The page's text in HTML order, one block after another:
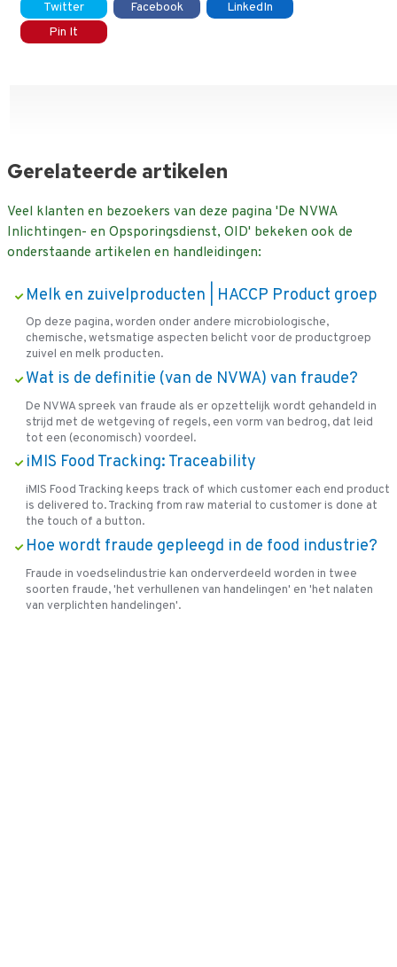
Twitter Facebook
LinkedIn
Pin It
Gerelateerde artikelen
Veel klanten en bezoekers van deze pagina 'De NVWA
Inlichtingen- en Opsporingsdienst, OID' bekeken ook de
onderstaande artikelen en handleidingen:
Melk en zuivelproducten | HACCP Product groep
Op deze pagina, worden onder andere microbiologische,
chemische, wetsmatige aspecten belicht voor de productgroep
zuivel en melk producten.
Wat is de definitie (van de NVWA) van fraude?
De NVWA spreek van fraude als er opzettelijk wordt gehandeld in
strijd met de wetgeving of regels, een vorm van bedrog, dat leid
tot een (economisch) voordeel.
iMIS Food Tracking: Traceability
iMIS Food Tracking keeps track of which customer each end product
is delivered to. Tracking from raw material to customer is done at
the touch of a button.
Hoe wordt fraude gepleegd in de food industrie?
Fraude in voedselindustrie kan onderverdeeld worden in twee
soorten fraude, 'het verhullenen van handelingen' en 'het nalaten
van verplichten handelingen'.